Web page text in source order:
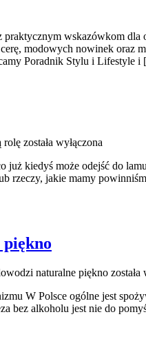
wskazówkom
modowych nowinek oraz
Poradnik Stylu i Lifestyle
rolę została wyłączona
kiedyś może odejść do
rzeczy, jakie mamy
piękno
naturalne piękno została
W Polsce ogólne jest
alkoholu jest nie do